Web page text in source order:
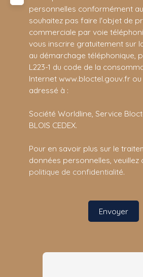
personnelles conformément au
souhaitez pas faire l'objet de
commerciale par voie
vous inscrire gratuitement sur
au démarchage téléphonique,
L223-1 du code de la
Internet www.bloctel.gouv.fr
adressé à :
Société Worldline, Service
BLOIS CEDEX.
Pour en savoir plus sur le
données personnelles, veuillez
politique de confidentialité.
Envoyer